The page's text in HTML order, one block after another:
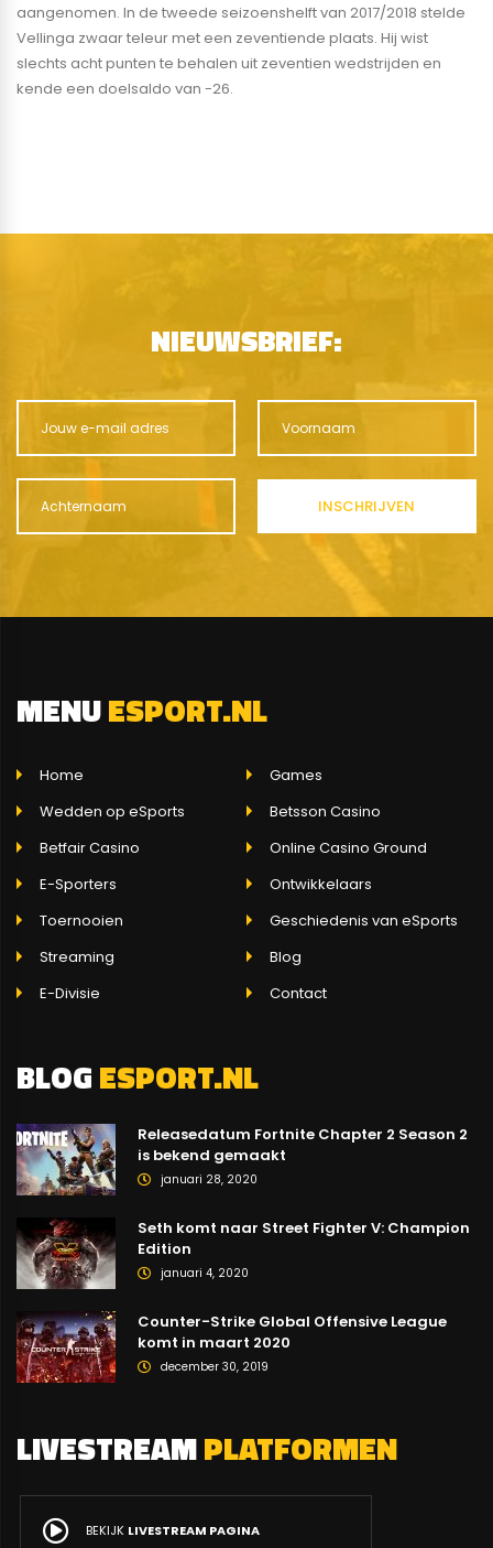
aangenomen. In de tweede seizoenshelft van 2017/2018 stelde
Vellinga zwaar teleur met een zeventiende plaats. Hij wist
slechts acht punten te behalen uit zeventien wedstrijden en
kende een doelsaldo van -26.
NIEUWSBRIEF:
MENUESPORT.NL
Home
Games
Wedden op eSports
Betsson Casino
Betfair Casino
Online Casino Ground
E-Sporters
Ontwikkelaars
Toernooien
Geschiedenis van eSports
Streaming
Blog
E-Divisie
Contact
BLOGESPORT.NL
Releasedatum Fortnite Chapter 2 Season 2
is bekend gemaakt
januari 28, 2020
Seth komt naar Street Fighter V: Champion
Edition
januari 4, 2020
Counter-Strike Global Offensive League
komt in maart 2020
december 30, 2019
LIVESTREAMPLATFORMEN
BEKIJK LIVESTREAM PAGINA